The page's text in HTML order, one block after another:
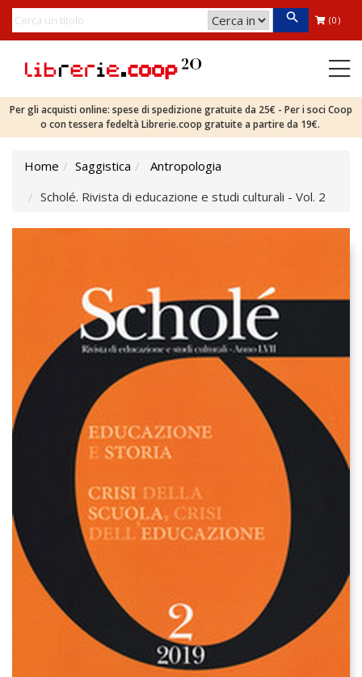
(0)
Per gli acquisti online: spese di spedizione gratuite da 25€ - Per i soci Coop
o con tessera fedeltà Librerie.coop gratuite a partire da 19€.
Home Saggistica
Antropologia
Scholé. Rivista di educazione e studi culturali - Vol. 2